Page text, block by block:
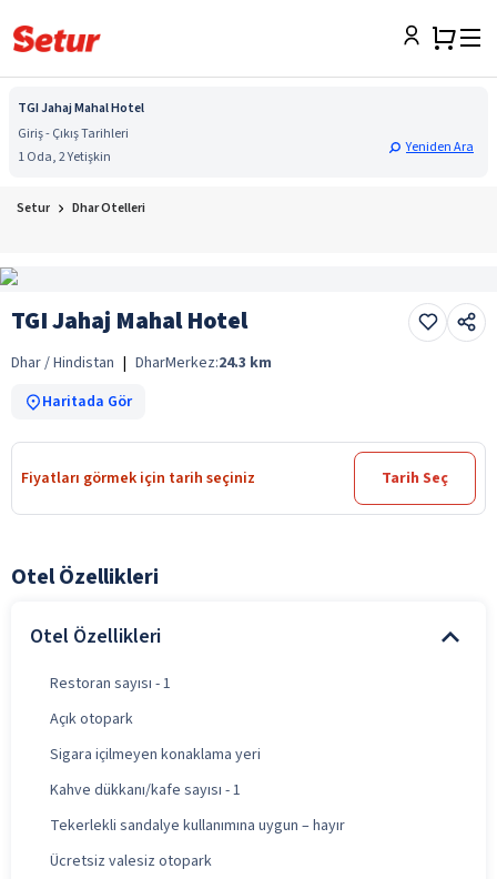
TGI Jahaj Mahal Hotel
Giriş - Çıkış Tarihleri
1 Oda, 2 Yetişkin
Yeniden Ara
Setur Dhar Otelleri
TGI Jahaj Mahal Hotel
Dhar / Hindistan | DharMerkez:24.3 km
Haritada Gör
Fiyatları görmek için tarih seçiniz Tarih Seç
Otel Özellikleri
Otel Özellikleri
Restoran sayısı - 1
Açık otopark
Sigara içilmeyen konaklama yeri
Kahve dükkanı/kafe sayısı - 1
Tekerlekli sandalye kullanımına uygun – hayır
Ücretsiz valesiz otopark